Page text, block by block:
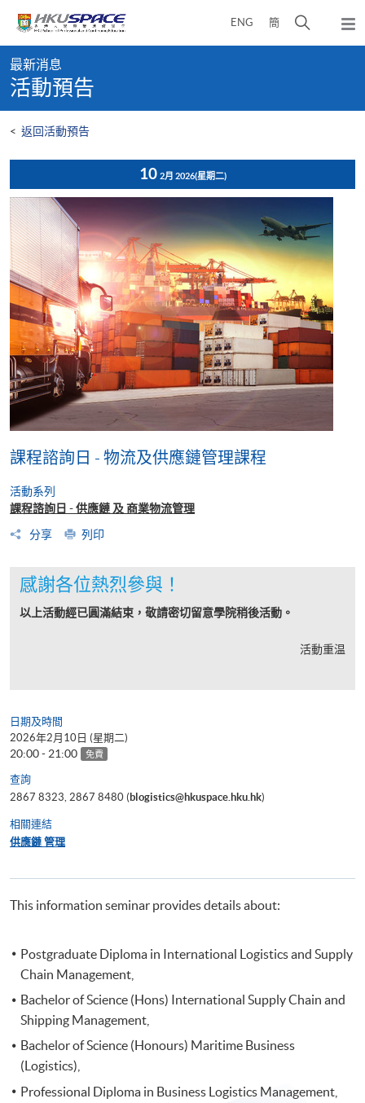
content
ENG 簡
開
彈
出
content
start
最新消息
活動預告
< 返回活動預告
10 2月 2026(星期二)
課程諮詢日 - 物流及供應鏈管理課程
活動系列
課程諮詢日 - 供應鏈 及 商業物流管理
分享
列印
感謝各位熱烈參與！
以上活動經已圓滿結束，敬請密切留意學院稍後活動。
活動重温
日期及時間
2026年2月10日 (星期二)
20:00 - 21:00 免費
查詢
2867 8323, 2867 8480 (blogistics@hkuspace.hku.hk)
相關連結
供應鏈 管理
This information seminar provides details about:
Postgraduate Diploma in International Logistics and Supply
Chain Management,
Bachelor of Science (Hons) International Supply Chain and
Shipping Management,
Bachelor of Science (Honours) Maritime Business
(Logistics),
Professional Diploma in Business Logistics Management,